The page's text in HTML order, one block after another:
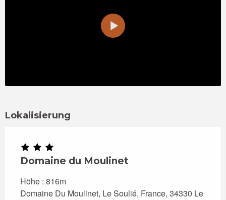
Lokalisierung
Domaine du Moulinet
Höhe : 816m
Domaine Du Moulinet, Le Soulié, France, 34330 Le